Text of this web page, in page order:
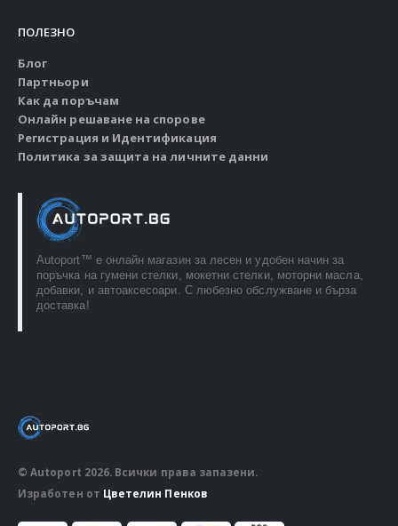
ПОЛЕЗНО
Блог
Партньори
Как да поръчам
Онлайн решаване на спорове
Регистрация и Идентификация
Политика за защита на личните данни
Autoport™ e онлайн магазин за лесен и удобен начин за
поръчка на гумени стелки, мокетни стелки, моторни масла,
добавки, и автоаксесоари. С любезно обслужване и бърза
доставка!
© Autoport 2026. Всички права запазени.
Изработен от Цветелин Пенков